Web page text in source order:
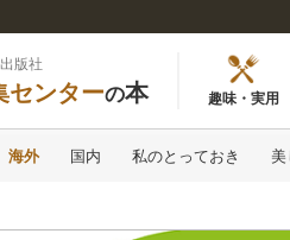
版社
センターの本 趣味・実用
海外 国内 私のとっておき 美